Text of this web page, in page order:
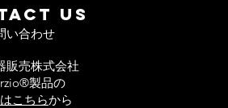
US
い合わせ
販売株式会社
製品の
こちらから